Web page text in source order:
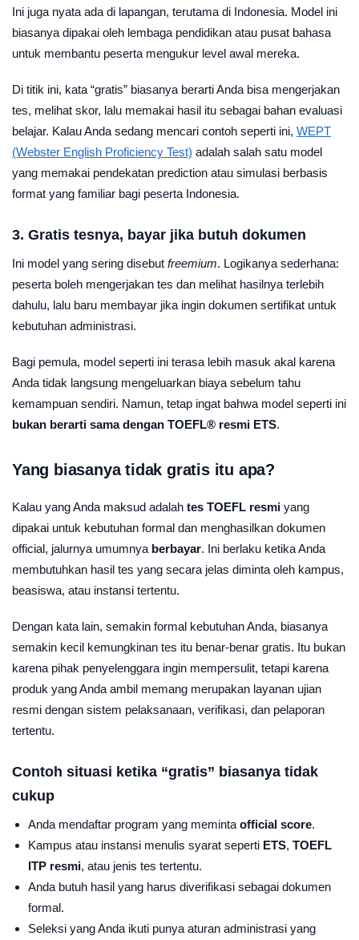
Ini juga nyata ada di lapangan, terutama di Indonesia. Model ini
biasanya dipakai oleh lembaga pendidikan atau pusat bahasa
untuk membantu peserta mengukur level awal mereka.
Di titik ini, kata “gratis” biasanya berarti Anda bisa mengerjakan
tes, melihat skor, lalu memakai hasil itu sebagai bahan evaluasi
belajar. Kalau Anda sedang mencari contoh seperti ini, WEPT
(Webster English Proficiency Test) adalah salah satu model
yang memakai pendekatan prediction atau simulasi berbasis
format yang familiar bagi peserta Indonesia.
3. Gratis tesnya, bayar jika butuh dokumen
Ini model yang sering disebut freemium. Logikanya sederhana:
peserta boleh mengerjakan tes dan melihat hasilnya terlebih
dahulu, lalu baru membayar jika ingin dokumen sertifikat untuk
kebutuhan administrasi.
Bagi pemula, model seperti ini terasa lebih masuk akal karena
Anda tidak langsung mengeluarkan biaya sebelum tahu
kemampuan sendiri. Namun, tetap ingat bahwa model seperti ini
bukan berarti sama dengan TOEFL® resmi ETS.
Yang biasanya tidak gratis itu apa?
Kalau yang Anda maksud adalah tes TOEFL resmi yang
dipakai untuk kebutuhan formal dan menghasilkan dokumen
official, jalurnya umumnya berbayar. Ini berlaku ketika Anda
membutuhkan hasil tes yang secara jelas diminta oleh kampus,
beasiswa, atau instansi tertentu.
Dengan kata lain, semakin formal kebutuhan Anda, biasanya
semakin kecil kemungkinan tes itu benar-benar gratis. Itu bukan
karena pihak penyelenggara ingin mempersulit, tetapi karena
produk yang Anda ambil memang merupakan layanan ujian
resmi dengan sistem pelaksanaan, verifikasi, dan pelaporan
tertentu.
Contoh situasi ketika “gratis” biasanya tidak
cukup
Anda mendaftar program yang meminta official score.
Kampus atau instansi menulis syarat seperti ETS, TOEFL
ITP resmi, atau jenis tes tertentu.
Anda butuh hasil yang harus diverifikasi sebagai dokumen
formal.
Seleksi yang Anda ikuti punya aturan administrasi yang